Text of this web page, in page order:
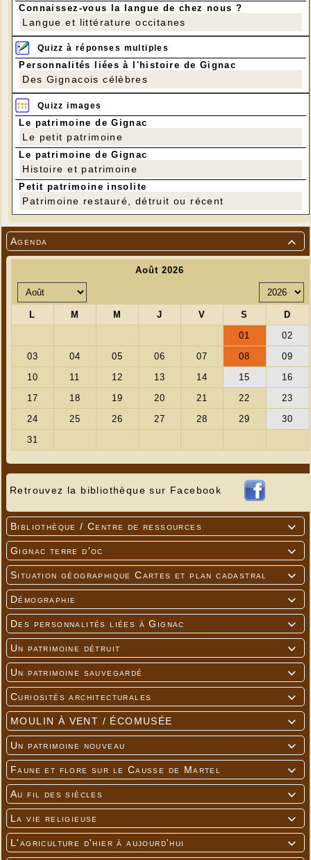

Agenda
Retrouvez la bibliothèque sur Facebook

Bibliothèque / Centre de ressources

Gignac terre d'oc

Situation géographique Cartes et plan cadastral

Démographie

Des personnalités liées à Gignac

Un patrimoine détruit

Un patrimoine sauvegardé

Curiosités architecturales

MOULIN À VENT / ÉCOMUSÉE

Un patrimoine nouveau

Faune et flore sur le Causse de Martel

Au fil des siècles

La vie religieuse

L'agriculture d'hier à aujourd'hui
Connaissez-vous la langue de chez nous ?
Langue et littérature occitanes
Quizz à réponses multiples
Personnalités liées à l'histoire de Gignac
Des Gignacois célèbres
Quizz images
Le patrimoine de Gignac
Le petit patrimoine
Le patrimoine de Gignac
Histoire et patrimoine
Petit patrimoine insolite
Patrimoine restauré, détruit ou récent